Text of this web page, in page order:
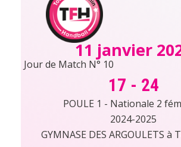
11 janvier
Jour de Match N° 10
17 - 24
POULE 1 - Nationale 2
2024-2025
GYMNASE DES ARGOULETS à